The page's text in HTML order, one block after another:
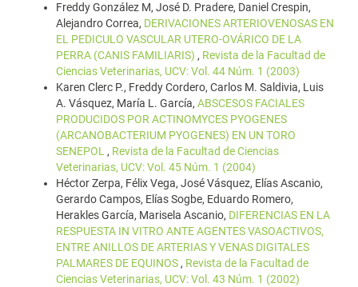
Freddy González M, José D. Pradere, Daniel Crespin,
Alejandro Correa, DERIVACIONES ARTERIOVENOSAS EN
EL PEDICULO VASCULAR UTERO-OVÁRICO DE LA
PERRA (CANIS FAMILIARIS) , Revista de la Facultad de
Ciencias Veterinarias, UCV: Vol. 44 Núm. 1 (2003)
Karen Clerc P., Freddy Cordero, Carlos M. Saldivia, Luis
A. Vásquez, María L. García, ABSCESOS FACIALES
PRODUCIDOS POR ACTINOMYCES PYOGENES
(ARCANOBACTERIUM PYOGENES) EN UN TORO
SENEPOL, Revista de la Facultad de Ciencias
Veterinarias, UCV: Vol. 45 Núm. 1 (2004)
Héctor Zerpa, Félix Vega, José Vásquez, Elías Ascanio,
Gerardo Campos, Elías Sogbe, Eduardo Romero,
Herakles García, Marisela Ascanio, DIFERENCIAS EN LA
RESPUESTA IN VITRO ANTE AGENTES VASOACTIVOS,
ENTRE ANILLOS DE ARTERIAS Y VENAS DIGITALES
PALMARES DE EQUINOS, Revista de la Facultad de
Ciencias Veterinarias, UCV: Vol. 43 Núm. 1 (2002)